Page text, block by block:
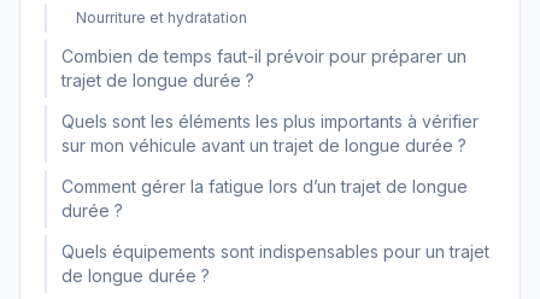
Nourriture et hydratation
Combien de temps faut-il prévoir pour préparer un
trajet de longue durée ?
Quels sont les éléments les plus importants à vérifier
sur mon véhicule avant un trajet de longue durée ?
Comment gérer la fatigue lors d’un trajet de longue
durée ?
Quels équipements sont indispensables pour un trajet
de longue durée ?